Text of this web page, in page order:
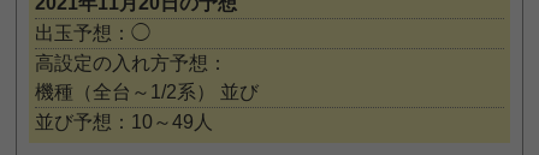
出玉予想：◯
高設定の入れ方予想：
機種（全台～1/2系）
並び
並び予想：10～49人